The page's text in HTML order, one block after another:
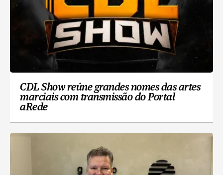
CDL Show reúne grandes nomes das artes
marciais com transmissão do Portal
aRede